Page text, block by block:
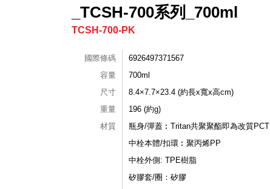
_TCSH-700系列_700ml
TCSH-700-PK
國際條碼
6926497371567
容量
700ml
尺寸
8.4×7.7×23.4 (約長x寬x高cm)
重量
196 (約g)
材質
瓶身/彈蓋︰Tritan共聚聚酯即為改質PCT
中栓本體/扣環︰聚丙烯PP
中栓外側: TPE樹脂
矽膠套/圈：矽膠